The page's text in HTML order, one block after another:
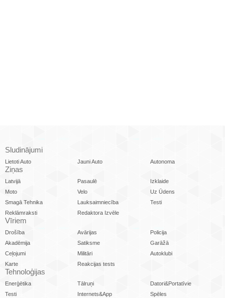
Sludinājumi
Lietoti Auto Jauni Auto Autonoma
Ziņas
Latvijā Pasaulē
Izklaide
Moto
Velo
Uz Ūdens
Smagā Tehnika
Lauksaimniecība
Testi
Reklāmraksti
Redaktora Izvēle
Vīriem
Drošība Avārijas
Policija
Akadēmija
Satiksme
Garāžā
Ceļojumi
Militāri
Autoklubi
Karte
Reakcijas tests
Tehnoloģijas
Enerģētika Tālruņi
Datori&Portatīvie
Testi
Internets&App
Spēles